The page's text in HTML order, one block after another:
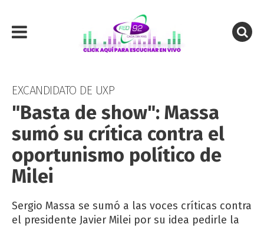
EXCANDIDATO DE UXP
"Basta de show": Massa
sumó su crítica contra el
oportunismo político de
Milei
Sergio Massa se sumó a las voces críticas contra
el presidente Javier Milei por su idea pedirle la